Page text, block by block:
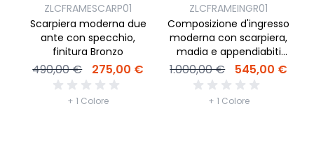
ZLCFRAMESCARP01
Scarpiera moderna due
ante con specchio,
finitura Bronzo
490,00 € 275,00 €
+ 1 Colore
ZLCFRAMEINGR01
Composizione d'ingresso
moderna con scarpiera,
madia e appendiabiti
colore Bronzo
1.000,00 € 545,00 €
+ 1 Colore